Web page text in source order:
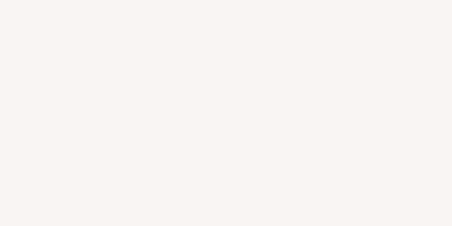
torpağın hamar edilməsi və s.
qaydasına görə təkərli və tırtıllı ola bilər. Təkərli ekskavatorlar şəhər şəraitində daha rahat hərəkət
görə bir neçə modellərə ayrılır:
istifadə olunur. Bu növdə olan texnika orta ölçüləri, yüksək manevr bacarığı və
istənilən ölçüdə ola bilər və işin effektivliyini artırmaq məqsədilə böyük çömçə ilə təchiz edilir.
biri olan ekskavatorların icarə və satış qiymətləri bazar standartlarına uyğundur. Müştərilər onlayn